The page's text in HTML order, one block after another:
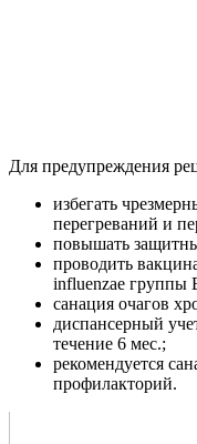
Для предупреждения
избегать
перегреваний и
повышать
проводить
influenzae группы
санация очагов
диспансерный
течение 6 мес.;
рекомендуется
профилакторий.